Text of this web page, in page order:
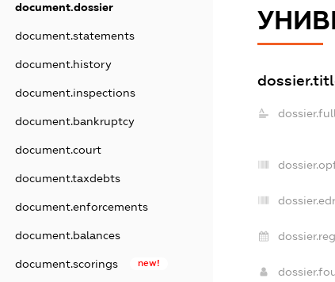
document.dossier
document.statements
document.history
document.inspections
document.bankruptcy
document.court
document.taxdebts
document.enforcements
document.balances
document.scorings new!